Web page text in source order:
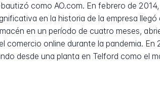
como AO.com. En febrero de
en la historia de la empresa
en un período de cuatro meses,
online durante la pandemia. En
desde una planta en Telford como el